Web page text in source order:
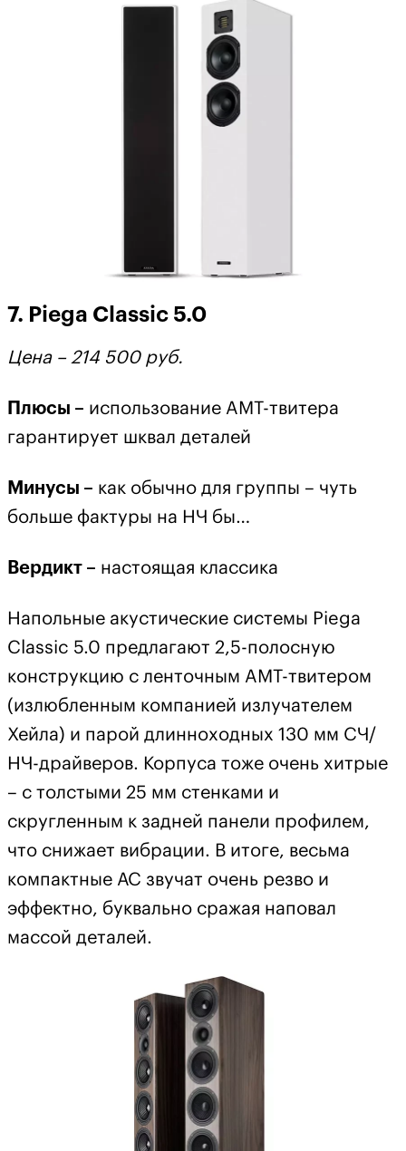
7. Piega Classic 5.0
Цена – 214 500 руб.
Плюсы – использование AMT-твитера
гарантирует шквал деталей
Минусы – как обычно для группы – чуть
больше фактуры на НЧ бы…
Вердикт – настоящая классика
Напольные акустические системы Piega
Classic 5.0 предлагают 2,5-полосную
конструкцию с ленточным AMT-твитером
(излюбленным компанией излучателем
Хейла) и парой длинноходных 130 мм СЧ/
НЧ-драйверов. Корпуса тоже очень хитрые
– с толстыми 25 мм стенками и
скругленным к задней панели профилем,
что снижает вибрации. В итоге, весьма
компактные АС звучат очень резво и
эффектно, буквально сражая наповал
массой деталей.